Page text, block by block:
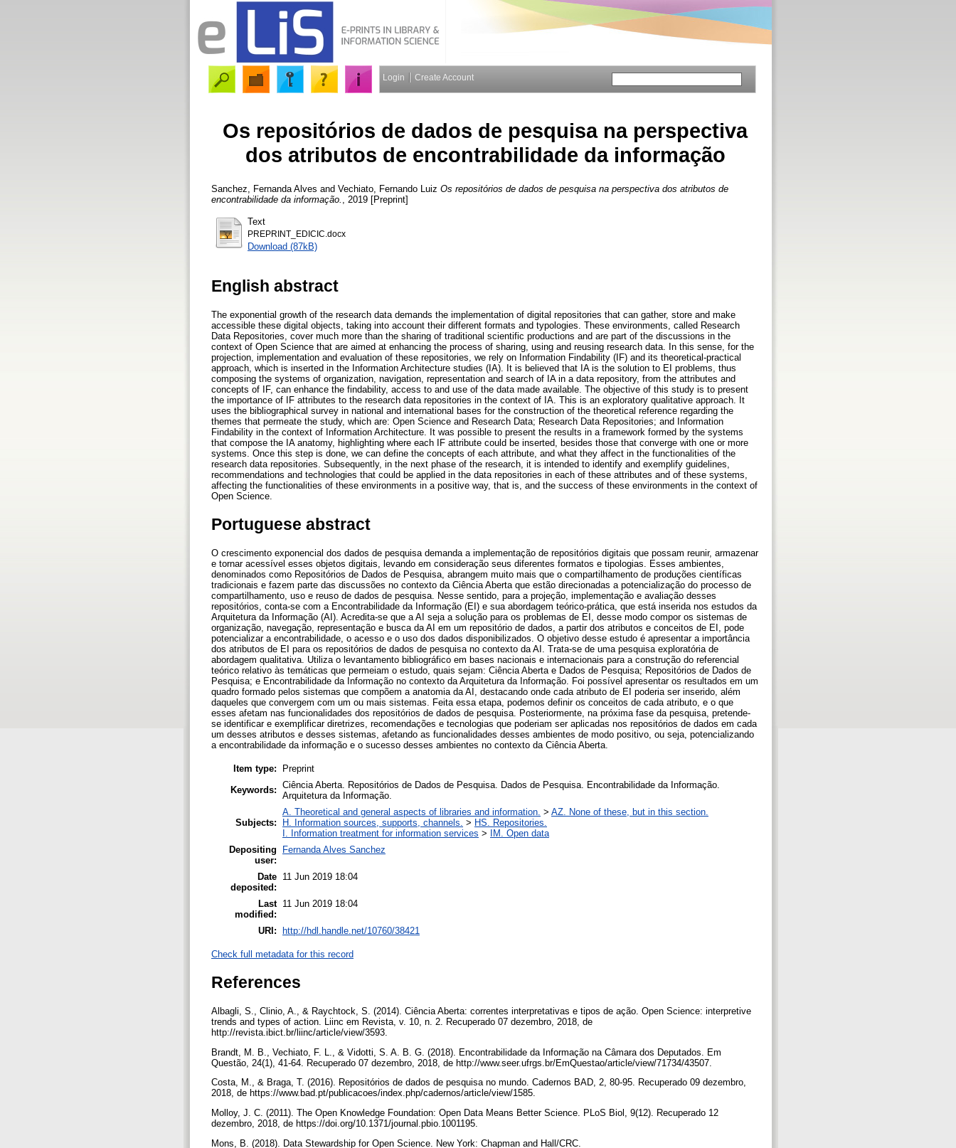
Login Create Account
Os repositórios de dados de pesquisa na perspectiva
dos atributos de encontrabilidade da informação
Sanchez, Fernanda Alves and Vechiato, Fernando Luiz Os repositórios de dados de pesquisa na perspectiva dos atributos de
encontrabilidade da informação.
, 2019 [Preprint]
Text
PREPRINT_EDICIC.docx
Download (87kB)
English abstract
The exponential growth of the research data demands the implementation of digital repositories that can gather, store and make
accessible these digital objects, taking into account their different formats and typologies. These environments, called Research
Data Repositories, cover much more than the sharing of traditional scientific productions and are part of the discussions in the
context of Open Science that are aimed at enhancing the process of sharing, using and reusing research data. In this sense, for the
projection, implementation and evaluation of these repositories, we rely on Information Findability (IF) and its theoretical-practical
approach, which is inserted in the Information Architecture studies (IA). It is believed that IA is the solution to EI problems, thus
composing the systems of organization, navigation, representation and search of IA in a data repository, from the attributes and
concepts of IF, can enhance the findability, access to and use of the data made available. The objective of this study is to present
the importance of IF attributes to the research data repositories in the context of IA. This is an exploratory qualitative approach. It
uses the bibliographical survey in national and international bases for the construction of the theoretical reference regarding the
themes that permeate the study, which are: Open Science and Research Data; Research Data Repositories; and Information
Findability in the context of Information Architecture. It was possible to present the results in a framework formed by the systems
that compose the IA ​​anatomy, highlighting where each IF attribute could be inserted, besides those that converge with one or more
systems. Once this step is done, we can define the concepts of each attribute, and what they affect in the functionalities of the
research data repositories. Subsequently, in the next phase of the research, it is intended to identify and exemplify guidelines,
recommendations and technologies that could be applied in the data repositories in each of these attributes and of these systems,
affecting the functionalities of these environments in a positive way, that is, and the success of these environments in the context of
Open Science.
Portuguese abstract
O crescimento exponencial dos dados de pesquisa demanda a implementação de repositórios digitais que possam reunir, armazenar
e tornar acessível esses objetos digitais, levando em consideração seus diferentes formatos e tipologias. Esses ambientes,
denominados como Repositórios de Dados de Pesquisa, abrangem muito mais que o compartilhamento de produções científicas
tradicionais e fazem parte das discussões no contexto da Ciência Aberta que estão direcionadas a potencialização do processo de
compartilhamento, uso e reuso de dados de pesquisa. Nesse sentido, para a projeção, implementação e avaliação desses
repositórios, conta-se com a Encontrabilidade da Informação (EI) e sua abordagem teórico-prática, que está inserida nos estudos da
Arquitetura da Informação (AI). Acredita-se que a AI seja a solução para os problemas de EI, desse modo compor os sistemas de
organização, navegação, representação e busca da AI em um repositório de dados, a partir dos atributos e conceitos de EI, pode
potencializar a encontrabilidade, o acesso e o uso dos dados disponibilizados. O objetivo desse estudo é apresentar a importância
dos atributos de EI para os repositórios de dados de pesquisa no contexto da AI. Trata-se de uma pesquisa exploratória de
abordagem qualitativa. Utiliza o levantamento bibliográfico em bases nacionais e internacionais para a construção do referencial
teórico relativo às temáticas que permeiam o estudo, quais sejam: Ciência Aberta e Dados de Pesquisa; Repositórios de Dados de
Pesquisa; e Encontrabilidade da Informação no contexto da Arquitetura da Informação. Foi possível apresentar os resultados em um
quadro formado pelos sistemas que compõem a anatomia da AI, destacando onde cada atributo de EI poderia ser inserido, além
daqueles que convergem com um ou mais sistemas. Feita essa etapa, podemos definir os conceitos de cada atributo, e o que
esses afetam nas funcionalidades dos repositórios de dados de pesquisa. Posteriormente, na próxima fase da pesquisa, pretende-
se identificar e exemplificar diretrizes, recomendações e tecnologias que poderiam ser aplicadas nos repositórios de dados em cada
um desses atributos e desses sistemas, afetando as funcionalidades desses ambientes de modo positivo, ou seja, potencializando
a encontrabilidade da informação e o sucesso desses ambientes no contexto da Ciência Aberta.
Item type:
Preprint
Keywords: Ciência Aberta. Repositórios de Dados de Pesquisa. Dados de Pesquisa. Encontrabilidade da Informação.
Arquitetura da Informação.
Subjects:
A. Theoretical and general aspects of libraries and information. > AZ. None of these, but in this section.
H. Information sources, supports, channels. > HS. Repositories.
I. Information treatment for information services >
IM. Open data
Depositing
user:
Fernanda Alves Sanchez
Date
deposited:
11 Jun 2019 18:04
Last
modified:
11 Jun 2019 18:04
URI: http://hdl.handle.net/10760/38421
Check full metadata for this record
References
Albagli, S., Clinio, A., & Raychtock, S. (2014). Ciência Aberta: correntes interpretativas e tipos de ação. Open Science: interpretive
trends and types of action. Liinc em Revista, v. 10, n. 2. Recuperado 07 dezembro, 2018, de
http://revista.ibict.br/liinc/article/view/3593.
Brandt, M. B., Vechiato, F. L., & Vidotti, S. A. B. G. (2018). Encontrabilidade da Informação na Câmara dos Deputados. Em
Questão, 24(1), 41-64. Recuperado 07 dezembro, 2018, de http://www.seer.ufrgs.br/EmQuestao/article/view/71734/43507.
Costa, M., & Braga, T. (2016). Repositórios de dados de pesquisa no mundo. Cadernos BAD, 2, 80-95. Recuperado 09 dezembro,
2018, de https://www.bad.pt/publicacoes/index.php/cadernos/article/view/1585.
Molloy, J. C. (2011). The Open Knowledge Foundation: Open Data Means Better Science. PLoS Biol, 9(12). Recuperado 12
dezembro, 2018, de https://doi.org/10.1371/journal.pbio.1001195.
Mons, B. (2018). Data Stewardship for Open Science. New York: Chapman and Hall/CRC.